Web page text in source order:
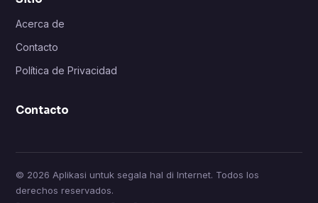
Acerca de
Contacto
Política de Privacidad
Contacto
© 2026 Aplikasi untuk segala hal di Internet. Todos los
derechos reservados.